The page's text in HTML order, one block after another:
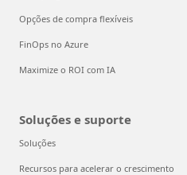
Opções de compra flexíveis
FinOps no Azure
Maximize o ROI com IA
Soluções e suporte
Soluções
Recursos para acelerar o crescimento